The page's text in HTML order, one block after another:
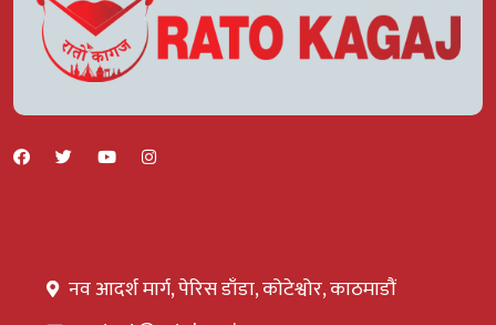
नव आदर्श मार्ग, पेरिस डाँडा, कोटेश्वोर, काठमाडौं